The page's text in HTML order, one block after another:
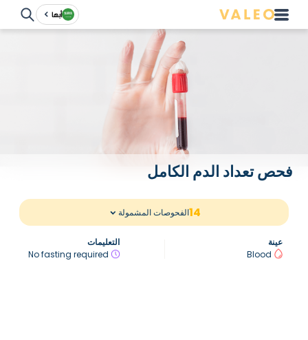
أبها
فحص تعداد الدم الكامل
14الفحوصات المشمولة
عينة
Blood
التعليمات
No fasting required